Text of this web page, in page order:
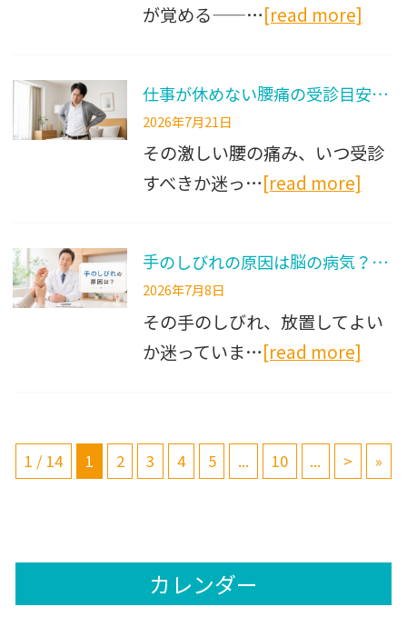
が覚める——…[read more]
仕事が休めない腰痛の受診目安｜今すぐ行くべき危険なサイン
2026年7月21日
その激しい腰の痛み、いつ受診
すべきか迷っ…[read more]
手のしびれの原因は脳の病気？危険なサインの見分け方と受診の目安
2026年7月8日
その手のしびれ、放置してよい
か迷っていま…[read more]
1 / 14 1 2 3 4 5 ... 10 ... > »
カレンダー